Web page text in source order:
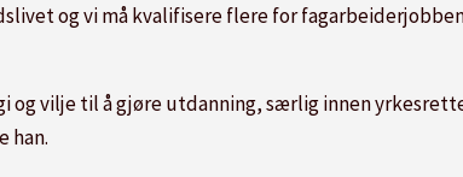
og vi må kvalifisere flere for
og vilje til å gjøre utdanning, særlig innen
han.